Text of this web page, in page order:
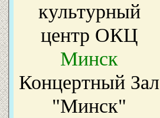
культурный
центр ОКЦ
Минск
Концертный Зал
"Минск"